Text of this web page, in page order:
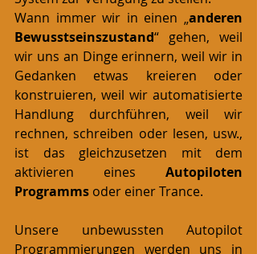
Wann immer wir in einen „anderen
Bewusstseinszustand“ gehen, weil
wir uns an Dinge erinnern, weil wir in
Gedanken etwas kreieren oder
konstruieren, weil wir automatisierte
Handlung durchführen, weil wir
rechnen, schreiben oder lesen, usw.,
ist das gleichzusetzen mit dem
aktivieren eines Autopiloten
Programms oder einer Trance.
Unsere unbewussten Autopilot
Programmierungen werden uns in